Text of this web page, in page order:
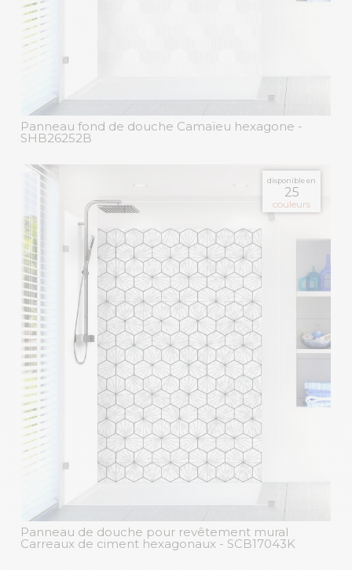
Panneau fond de douche Camaïeu hexagone -
SHB26252B
disponible en
25
couleurs
Panneau de douche pour revêtement mural
Carreaux de ciment hexagonaux - SCB17043K